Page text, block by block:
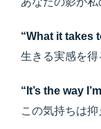
“What it takes
生きる実感を得
“It’s the way
この気持ちは